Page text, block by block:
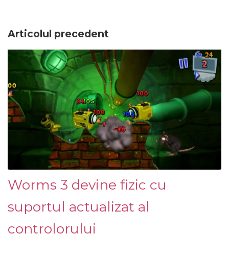
Articolul precedent
Worms 3 devine fizic cu
suportul actualizat al
controlorului